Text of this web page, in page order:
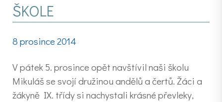
ŠKOLE
8 prosince 2014
V pátek 5. prosince opět navštívil naši školu
Mikuláš se svojí družinou andělů a čertů. Žáci a
žákyně IX. třídy si nachystali krásné převleky,